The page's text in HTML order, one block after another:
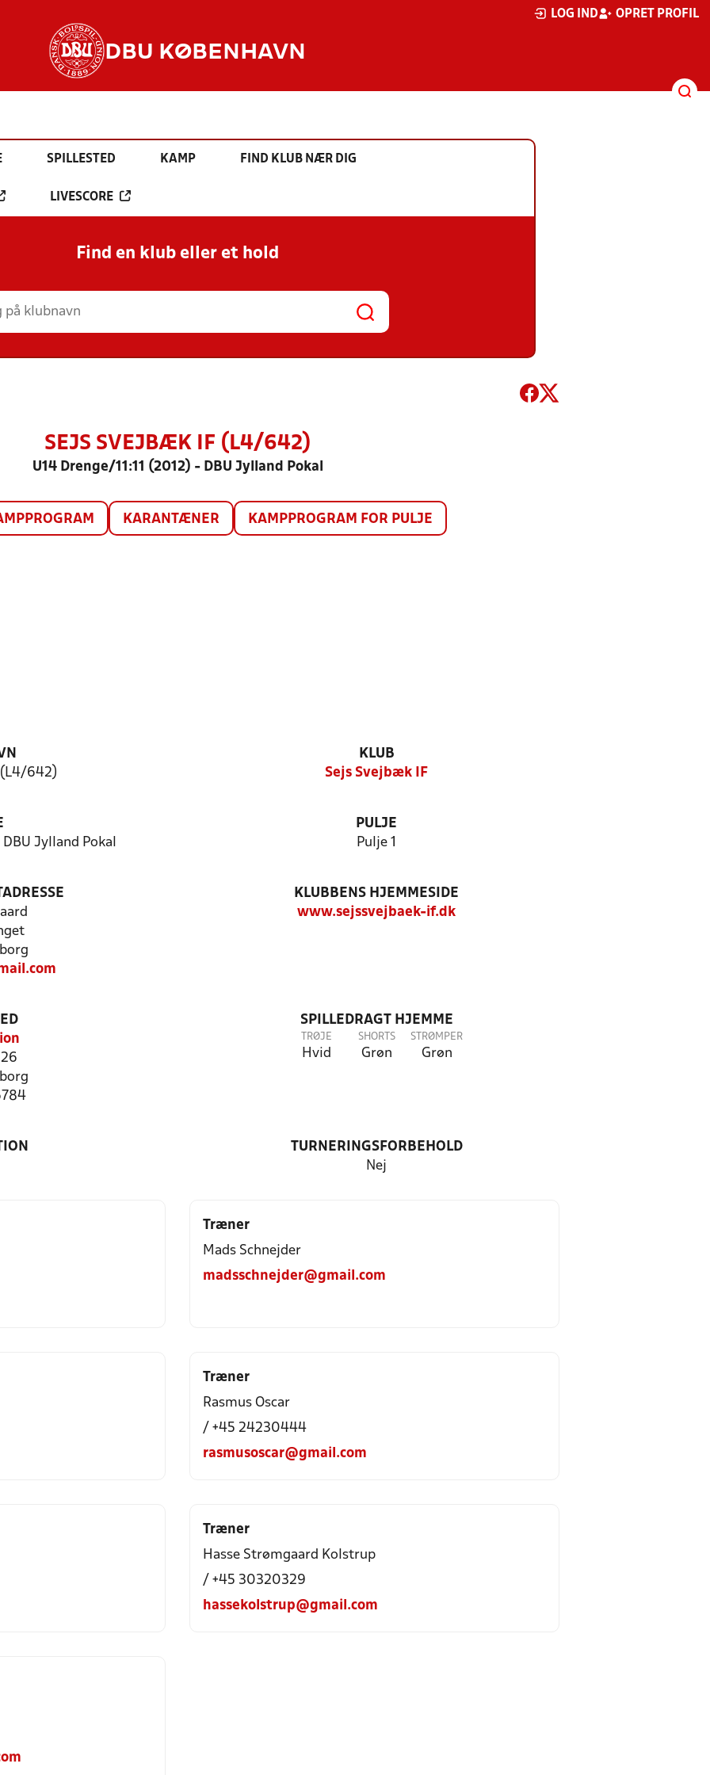
LOG IND OPRET PROFIL
DBU KØBENHAVN
SPILLESTED KAMP FIND KLUB NÆR DIG
LIVESCORE
Find en klub eller et hold
SEJS SVEJBÆK IF (L4/642)
U14 Drenge/11:11 (2012) - DBU Jylland Pokal
KARANTÆNER KAMPPROGRAM FOR PULJE
642)
KLUB
Sejs Svejbæk IF
Jylland Pokal
PULJE
Pulje 1
KLUBBENS HJEMMESIDE
www.sejssvejbaek-if.dk
SPILLEDRAGT HJEMME
TRØJE
Hvid
SHORTS
Grøn
STRØMPER
Grøn
TURNERINGSFORBEHOLD
Nej
Træner
Mads Schnejder
madsschnejder@gmail.com
Træner
Rasmus Oscar
/ +45 24230444
rasmusoscar@gmail.com
Træner
Hasse Strømgaard Kolstrup
/ +45 30320329
hassekolstrup@gmail.com